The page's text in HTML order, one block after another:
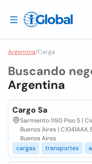
Argentina/Carga
Buscando
Argentina
Cargo Sa
Sarmiento 1190 Piso 5 |
Buenos Aires |
Buenos Aires
cargas
transportes